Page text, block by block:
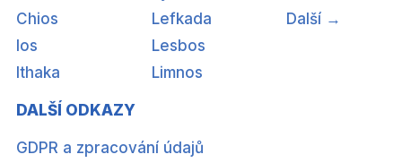
Chios
Ios
Ithaka
Lefkada
Lesbos
Limnos
Další →
DALŠÍ ODKAZY
GDPR a zpracování údajů